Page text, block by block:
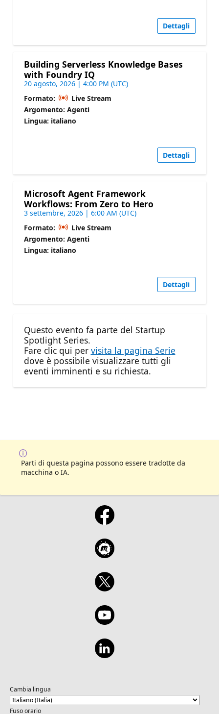
Dettagli
Building Serverless Knowledge Bases
with Foundry IQ
20 agosto, 2026 | 4:00 PM (UTC)
Formato:
Live Stream
Argomento: Agenti
Lingua: italiano
Dettagli
Microsoft Agent Framework
Workflows: From Zero to Hero
3 settembre, 2026 | 6:00 AM (UTC)
Formato:
Live Stream
Argomento: Agenti
Lingua: italiano
Dettagli
Questo evento fa parte del Startup
Spotlight Series.
Fare clic qui per visita la pagina Serie
dove è possibile visualizzare tutti gli
eventi imminenti e su richiesta.
Parti di questa pagina possono essere tradotte da
macchina o IA.
Cambia lingua
Fuso orario